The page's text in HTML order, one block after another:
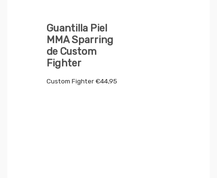
Guantilla Piel
MMA Sparring
de Custom
Fighter
Custom Fighter€44,95